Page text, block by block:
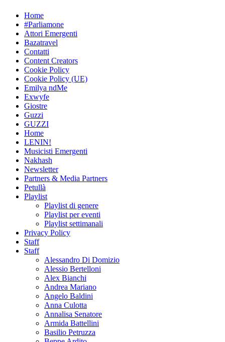
Skip
content
Home
#Parliamone
Attori Emergenti
Bazatravel
Contatti
Content Creators
Cookie Policy
Cookie Policy (UE)
Emilya ndMe
Exwyfe
Giostre
Guzzi
GUZZI
Home
LENIN!
Musicisti Emergenti
Nakhash
Newsletter
Partners & Media Partners
Petullà
Playlist
Playlist di genere
Playlist per eventi
Playlist settimanali
Privacy Policy
Staff
Staff
Alessandro Di Domizio
Alessio Bertelloni
Alex Bianchi
Andrea Mariano
Angelo Baldini
Anna Culotta
Annalisa Senatore
Armida Battellini
Basilio Petruzza